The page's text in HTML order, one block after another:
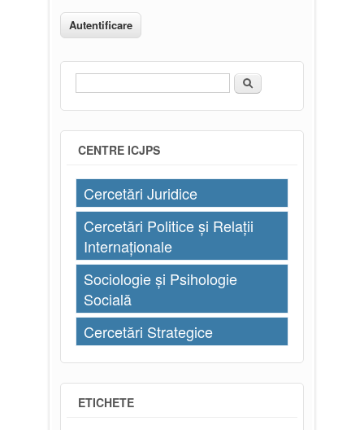
Formular de căutare
Căutare
CENTRE ICJPS
Cercetări Juridice
Cercetări Politice și Relații
Internaționale
Sociologie și Psihologie
Socială
Cercetări Strategice
ETICHETE